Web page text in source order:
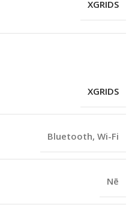
XGRIDS
XGRIDS
Bluetooth, Wi-Fi
Nē